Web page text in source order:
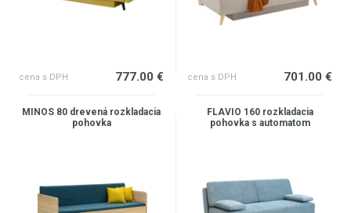
cena s DPH 777.00 € cena s DPH 701.00 €
MINOS 80 drevená rozkladacia
pohovka
FLAVIO 160 rozkladacia
pohovka s automatom